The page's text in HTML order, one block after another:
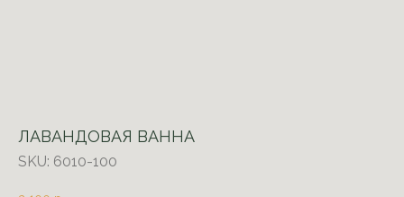
ЛАВАНДОВАЯ ВАННА
SKU: 6010-100